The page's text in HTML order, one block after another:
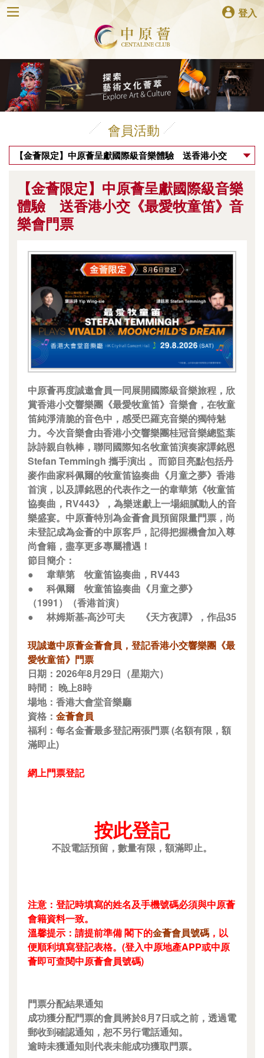
登入
會員活動
【金薈限定】中原薈呈獻國際級音樂體驗 送香港小交
【金薈限定】中原薈呈獻國際級音樂
體驗 送香港小交《最愛牧童笛》音
樂會門票
中原薈再度誠邀會員一同展開國際級音樂旅程，欣
賞香港小交響樂團《最愛牧童笛》音樂會，在牧童
笛純淨清脆的音色中，感受巴羅克音樂的獨特魅
力。今次音樂會由香港小交響樂團桂冠音樂總監葉
詠詩親自執棒，聯同國際知名牧童笛演奏家譚銘恩
Stefan Temmingh 攜手演出 。而節目亮點包括丹
麥作曲家科佩爾的牧童笛協奏曲《月童之夢》香港
首演，以及譚銘恩的代表作之一的韋華第《牧童笛
協奏曲，RV443》，為樂迷獻上一場細膩動人的音
樂盛宴。中原薈特別為金薈會員預留限量門票，尚
未登記成為金薈的中原客戶，記得把握機會加入尊
尚會籍，盡享更多專屬禮遇！
節目簡介：
●
韋華第
牧童笛協奏曲，RV443
●
科佩爾
牧童笛協奏曲《月童之夢》
（1991）（香港首演）
●
林姆斯基-高沙可夫 《天方夜譚》，作品35
現誠邀中原薈金薈會員，登記香港小交響樂團《最
愛牧童笛》門票
日期：2026年8月29日（星期六）
時間： 晚上8時
場地：香港大會堂音樂廳
資格： 金薈會員
福利：每名金薈最多登記兩張門票 (名額有限，額
滿即止)
網上門票登記
按此登記
不設電話預留，數量有限，額滿即止。
注意：登記時填寫的姓名及手機號碼必須與中原薈
會籍資料一致。
溫馨提示：請提前準備 閣下的金薈會員號碼 ，以
便順利填寫登記表格。(登入中原地產APP或中原
薈即可查閱中原薈會員號碼)
門票分配結果通知
成功獲分配門票的會員將於8月7日或之前，透過電
郵收到確認通知，恕不另行電話通知。
逾時未獲通知則代表未能成功獲取門票。